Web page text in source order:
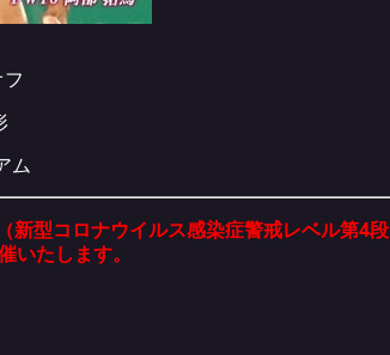
ム
型コロナウイルス感染症警戒レベル第4段
たします。